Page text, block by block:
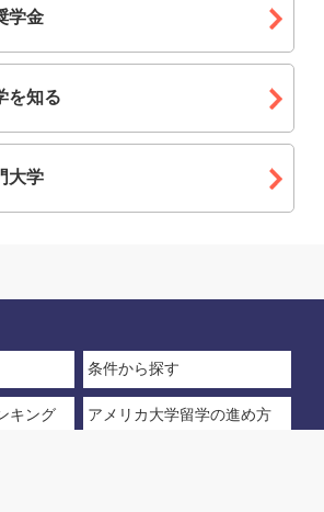
学金
を知る
大学
条件から探す
キング アメリカ大学留学の進め方